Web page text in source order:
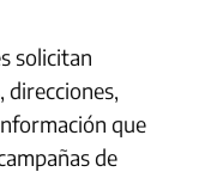
solicitan
que
de